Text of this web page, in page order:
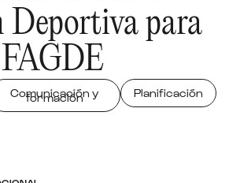
Deportiva para
FAGDE
Comunicación y
formación Planificación